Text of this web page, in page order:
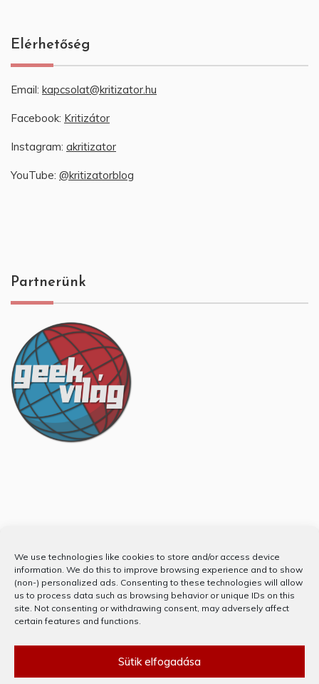
We use technologies like cookies to store and/or access device
information. We do this to improve browsing experience and to show
(non-) personalized ads. Consenting to these technologies will allow
us to process data such as browsing behavior or unique IDs on this
site. Not consenting or withdrawing consent, may adversely affect
certain features and functions.
Sütik elfogadása
Elérhetőség
Email: kapcsolat@kritizator.hu
Facebook: Kritizátor
Instagram: akritizator
YouTube: @kritizatorblog
Partnerünk
Partnerünk